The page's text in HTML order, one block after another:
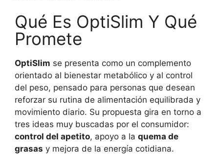
Qué Es OptiSlim Y Qué
Promete
OptiSlim se presenta como un complemento
orientado al bienestar metabólico y al control
del peso, pensado para personas que desean
reforzar su rutina de alimentación equilibrada y
movimiento diario. Su propuesta gira en torno a
tres ideas muy buscadas por el consumidor:
control del apetito, apoyo a la quema de
grasas y mejora de la energía cotidiana.